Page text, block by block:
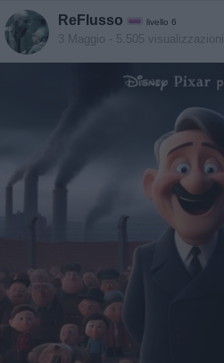
ReFlusso livello 6
3 Maggio - 5.505 visualizzazioni